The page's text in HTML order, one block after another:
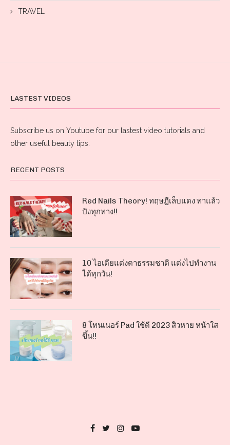
TRAVEL
LASTEST VIDEOS
Subscribe us on Youtube for our lastest video tutorials and
other useful beauty tips.
RECENT POSTS
Red Nails Theory! ทฤษฎีเล็บแดง ทาแล้ว
ปังทุกทาง!!
10 ไอเดียแต่งตาธรรมชาติ แต่งไปทำงาน
ได้ทุกวัน!
8 โทนเนอร์ Pad ใช้ดี 2023 สิวหาย หน้าใส
ขึ้น!!